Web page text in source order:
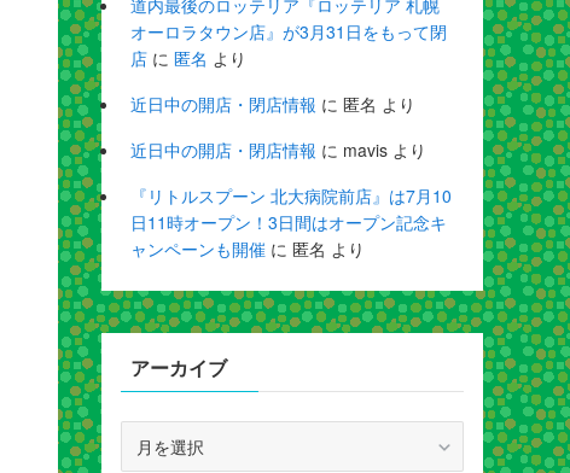
道内最後のロッテリア『ロッテリア 札幌
オーロラタウン店』が3月31日をもって閉
店 に 匿名 より
近日中の開店・閉店情報 に 匿名 より
近日中の開店・閉店情報 に mavis より
『リトルスプーン 北大病院前店』は7月10
日11時オープン！3日間はオープン記念キ
ャンペーンも開催 に 匿名 より
アーカイブ